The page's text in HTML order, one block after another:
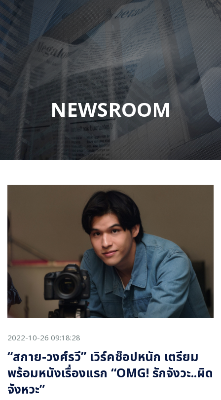
NEWSROOM
2022-10-26 09:18:28
“สกาย-วงศ์รวี” เวิร์คช็อปหนัก เตรียม
พร้อมหนังเรื่องแรก “OMG! รักจังวะ..ผิด
จังหวะ”